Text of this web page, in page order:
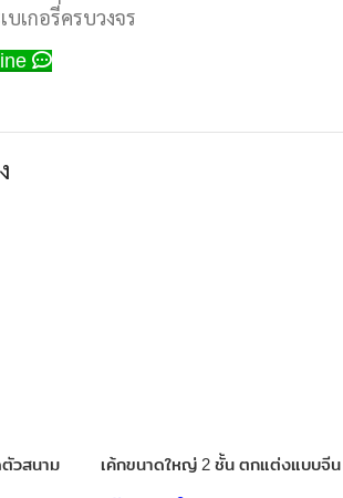
บเกอรี่ครบวงจร
วสนาม
เค้กขนาดใหญ่ 2 ชั้น ตกแต่งแบบจีน